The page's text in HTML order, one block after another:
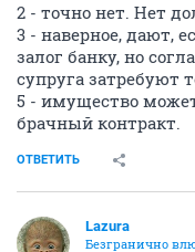
2 - точно нет. Нет
3 - наверное, дают,
залог банку, но
супруга затребуют
5 - имущество
брачный контракт.
ОТВЕТИТЬ
Lazura
Безгранично